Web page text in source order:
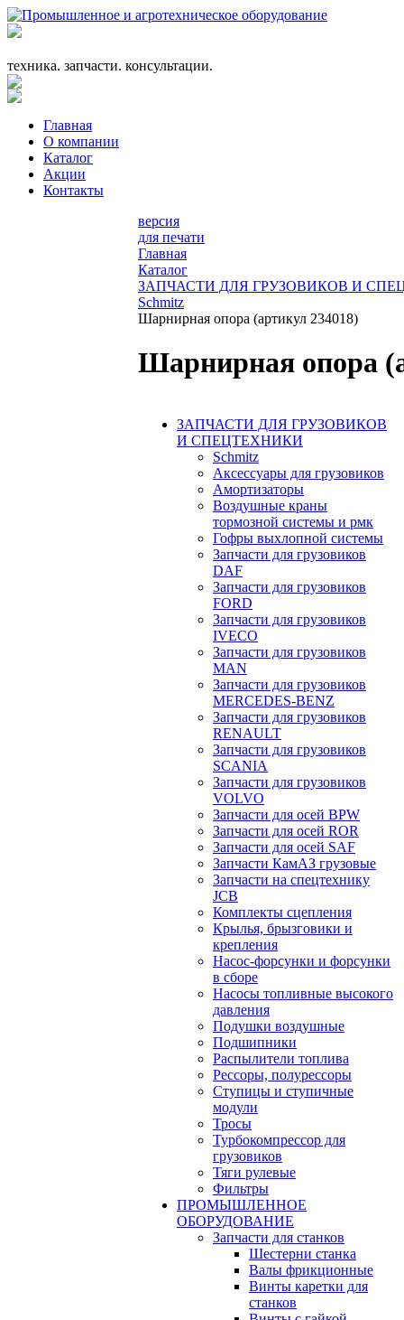
техника. запчасти. консультации.
Главная
О компании
Каталог
Акции
Контакты
версия
для печати
Главная
Каталог
ЗАПЧАСТИ ДЛЯ ГРУЗОВИКОВ И
Schmitz
Шарнирная опора (артикул 234018)
Шарнирная опора
ЗАПЧАСТИ ДЛЯ ГРУЗОВИКОВ
И СПЕЦТЕХНИКИ
Schmitz
Аксессуары для грузовиков
Амортизаторы
Воздушные краны
тормозной системы и рмк
Гофры выхлопной системы
Запчасти для грузовиков
DAF
Запчасти для грузовиков
FORD
Запчасти для грузовиков
IVECO
Запчасти для грузовиков
MAN
Запчасти для грузовиков
MERCEDES-BENZ
Запчасти для грузовиков
RENAULT
Запчасти для грузовиков
SCANIA
Запчасти для грузовиков
VOLVO
Запчасти для осей BPW
Запчасти для осей ROR
Запчасти для осей SAF
Запчасти КамАЗ грузовые
Запчасти на спецтехнику
JCB
Комплекты сцепления
Крылья, брызговики и
крепления
Насос-форсунки и форсунки
в сборе
Насосы топливные высокого
давления
Подушки воздушные
Подшипники
Распылители топлива
Рессоры, полурессоры
Ступицы и ступичные
модули
Тросы
Турбокомпрессор для
грузовиков
Тяги рулевые
Фильтры
ПРОМЫШЛЕННОЕ
ОБОРУДОВАНИЕ
Запчасти для станков
Шестерни станка
Валы фрикционные
Винты каретки для
станков